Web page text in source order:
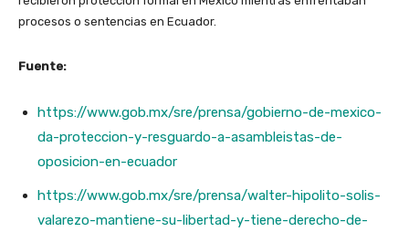
procesos o sentencias en Ecuador.
Fuente:
https://www.gob.mx/sre/prensa/gobierno-de-mexico-
da-proteccion-y-resguardo-a-asambleistas-de-
oposicion-en-ecuador
https://www.gob.mx/sre/prensa/walter-hipolito-solis-
valarezo-mantiene-su-libertad-y-tiene-derecho-de-